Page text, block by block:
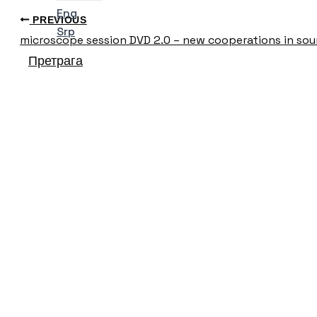
Eng
Srp
Претрага
PREVIOUS
microscope session DVD 2.0 – new cooperations in